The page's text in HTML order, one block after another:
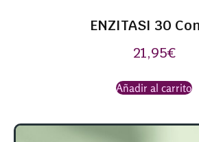
ENZITASI 30
21,95€
Añadir al carrito